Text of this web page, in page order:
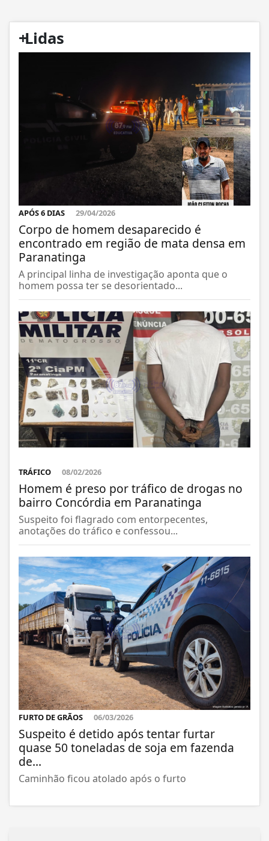
+
Lidas
APÓS 6 DIAS 29/04/2026
Corpo de homem desaparecido é
encontrado em região de mata densa em
Paranatinga
A principal linha de investigação aponta que o
homem possa ter se desorientado...
TRÁFICO 08/02/2026
Homem é preso por tráfico de drogas no
bairro Concórdia em Paranatinga
Suspeito foi flagrado com entorpecentes,
anotações do tráfico e confessou...
FURTO DE GRÃOS 06/03/2026
Suspeito é detido após tentar furtar
quase 50 toneladas de soja em fazenda
de...
Caminhão ficou atolado após o furto